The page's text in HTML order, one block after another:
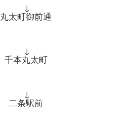
↓
丸太町御前通
↓
千本丸太町
↓
二条駅前